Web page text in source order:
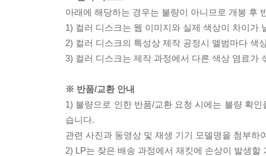
아래에 해당하는 경우는 불량이 아니므로 개봉 후
1) 컬러 디스크는 웹 이미지와 실제 색상이 차이가
2) 컬러 디스크의 특성상 제작 공정시 앨범마다 색
3) 컬러 디스크는 제작 과정에서 다른 색상 염료가
※ 반품/교환 안내
1) 불량으로 인한 반품/교환 요청 시에는 불량 확
습니다.
관련 사진과 동영상 및 재생 기기 모델명을 첨부하
2) LP는 잦은 배송 과정에서 재킷에 손상이 발생